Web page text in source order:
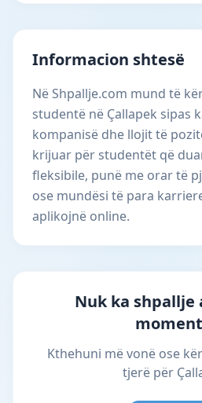
Informacion shtesë
Në Shpallje.com mund të
studentë në Çallapek sipas
kompanisë dhe llojit të
krijuar për studentët që
fleksibile, punë me orar të
ose mundësi të para
aplikojnë online.
Nuk ka shpallje
Kthehuni më vonë ose
tjerë për